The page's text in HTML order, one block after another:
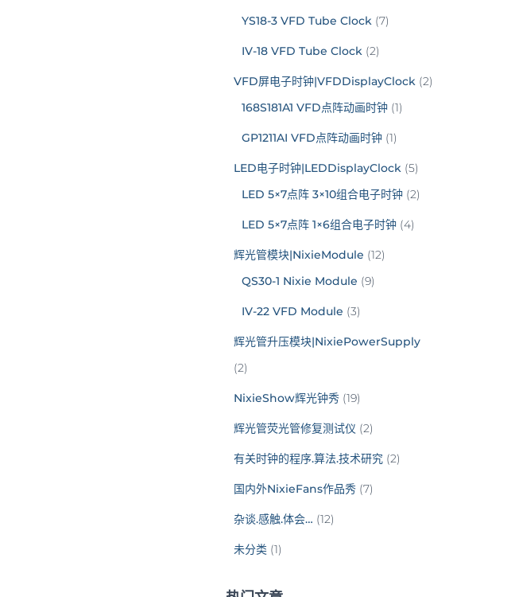
YS18-3 VFD Tube Clock(7)
IV-18 VFD Tube Clock(2)
VFD屏电子时钟|VFDDisplayClock(2)
168S181A1 VFD点阵动画时钟(1)
GP1211AI VFD点阵动画时钟(1)
LED电子时钟|LEDDisplayClock(5)
LED 5×7点阵 3×10组合电子时钟(2)
LED 5×7点阵 1×6组合电子时钟(4)
辉光管模块|NixieModule (12)
QS30-1 Nixie Module (9)
IV-22 VFD Module (3)
辉光管升压模块|NixiePowerSupply
(2)
NixieShow辉光钟秀(19)
辉光管荧光管修复测试仪 (2)
有关时钟的程序.算法.技术研究(2)
国内外NixieFans作品秀(7)
杂谈.感触.体会… (12)
未分类(1)